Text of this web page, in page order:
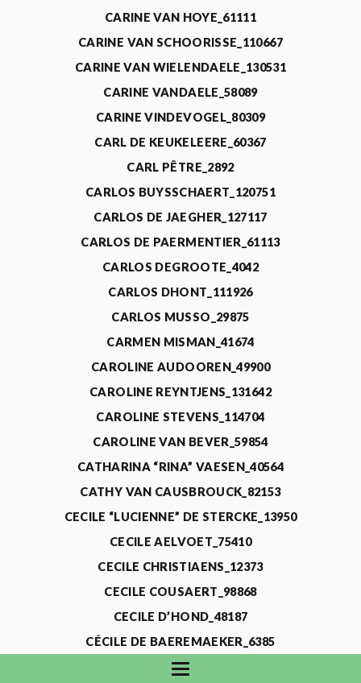
CARINE VAN HOYE_61111
CARINE VAN SCHOORISSE_110667
CARINE VAN WIELENDAELE_130531
CARINE VANDAELE_58089
CARINE VINDEVOGEL_80309
CARL DE KEUKELEERE_60367
CARL PÊTRE_2892
CARLOS BUYSSCHAERT_120751
CARLOS DE JAEGHER_127117
CARLOS DE PAERMENTIER_61113
CARLOS DEGROOTE_4042
CARLOS DHONT_111926
CARLOS MUSSO_29875
CARMEN MISMAN_41674
CAROLINE AUDOOREN_49900
CAROLINE REYNTJENS_131642
CAROLINE STEVENS_114704
CAROLINE VAN BEVER_59854
CATHARINA “RINA” VAESEN_40564
CATHY VAN CAUSBROUCK_82153
CECILE “LUCIENNE” DE STERCKE_13950
CECILE AELVOET_75410
CECILE CHRISTIAENS_12373
CECILE COUSAERT_98868
CECILE D’HOND_48187
CÉCILE DE BAEREMAEKER_6385
CECILE DE WAELE_4731